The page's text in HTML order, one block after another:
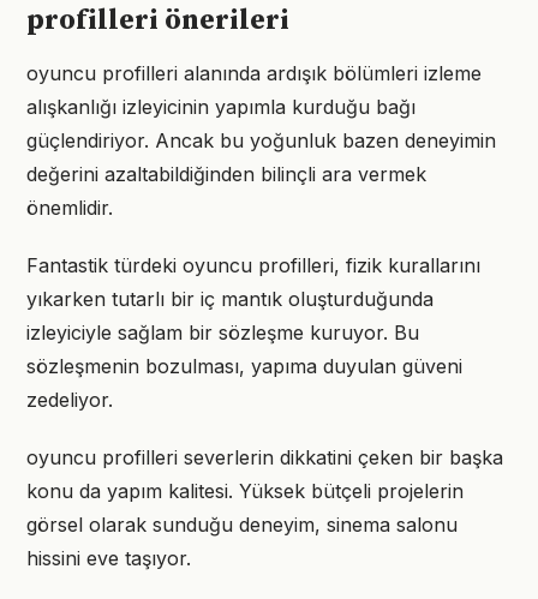
profilleri önerileri
oyuncu profilleri alanında ardışık bölümleri izleme
alışkanlığı izleyicinin yapımla kurduğu bağı
güçlendiriyor. Ancak bu yoğunluk bazen deneyimin
değerini azaltabildiğinden bilinçli ara vermek
önemlidir.
Fantastik türdeki oyuncu profilleri, fizik kurallarını
yıkarken tutarlı bir iç mantık oluşturduğunda
izleyiciyle sağlam bir sözleşme kuruyor. Bu
sözleşmenin bozulması, yapıma duyulan güveni
zedeliyor.
oyuncu profilleri severlerin dikkatini çeken bir başka
konu da yapım kalitesi. Yüksek bütçeli projelerin
görsel olarak sunduğu deneyim, sinema salonu
hissini eve taşıyor.